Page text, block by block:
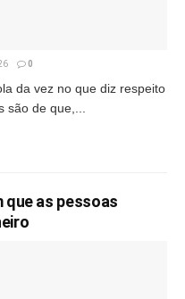
0
da vez no que diz respeito
de que,...
que as pessoas